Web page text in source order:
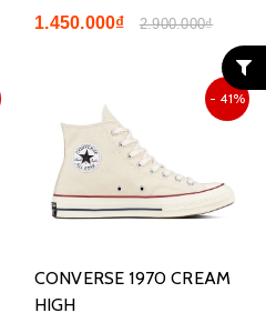
1.450.000₫ 2.900.000₫
- 41%
CONVERSE 1970 CREAM
HIGH